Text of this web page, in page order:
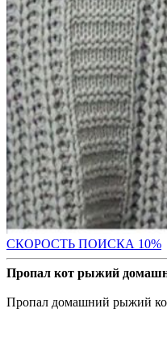
СКОРОСТЬ ПОИСКА 10%
Пропал кот рыжий
Пропал домашний рыжий